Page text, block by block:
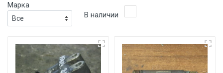
Марка
В наличии